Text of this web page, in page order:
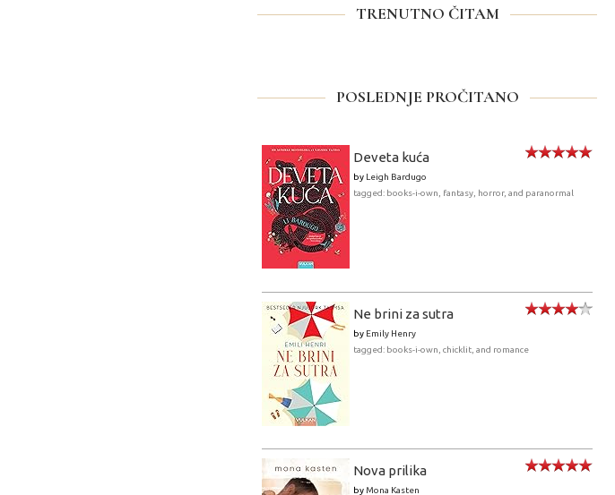
TRENUTNO ČITAM
POSLEDNJE PROČITANO
Deveta kuća
by Leigh Bardugo
tagged: books-i-own, fantasy, horror, and paranormal
Ne brini za sutra
by Emily Henry
tagged: books-i-own, chicklit, and romance
Nova prilika
by Mona Kasten